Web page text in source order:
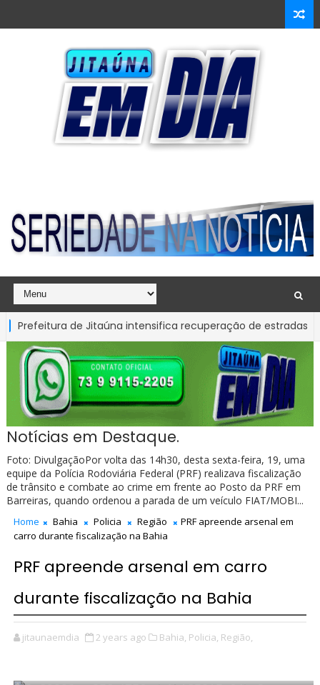
de Jitaúna intensifica recuperação de estradas vicinais na
passa a ser obrigatório para 1ª Carteira Nacional
Notícias em Destaque.
Foto: DivulgaçãoPor volta das 14h30, desta sexta-feira, 19, uma
equipe da Polícia Rodoviária Federal (PRF) realizava fiscalização
de trânsito e combate ao crime em frente ao Posto da PRF em
Barreiras, quando ordenou a parada de um veículo FIAT/MOBI...
Home Bahia Policia Região
PRF apreende arsenal em
carro durante fiscalização na Bahia
PRF apreende arsenal em carro
durante fiscalização na Bahia
jitaunaemdia 2 years ago Bahia, Policia, Região,